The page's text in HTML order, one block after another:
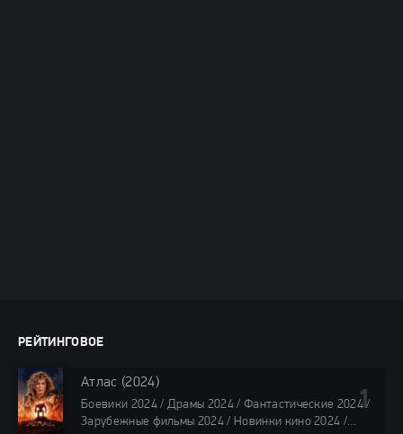
РЕЙТИНГОВОЕ
Атлас (2024)
Боевики 2024 / Драмы 2024 / Фантастические 2024 /
Зарубежные фильмы 2024 / Новинки кино 2024 /